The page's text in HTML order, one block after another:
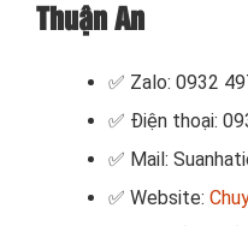
Thuận An
✅ Zalo: 0932
✅ Điện thoại:
✅ Mail:
✅ Website: